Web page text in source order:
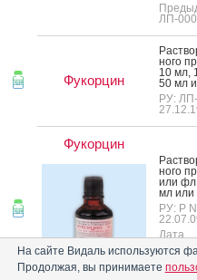
ЛП-
Фукорцин
но­го
10 мл,
50 мл
РУ:
Фукорцин
но­го
или
мл или
РУ: Р
Дата
На сайте Видаль используются
Продолжая, вы принимаете